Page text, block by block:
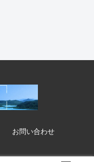
お問い合わせ